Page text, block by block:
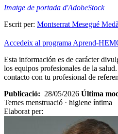
Imatge de portada d'AdobeStock
Escrit per: Montserrat Mesegué Medà
Accedeix al programa Aprend-
Esta información es de carácter
los equipos profesionales de la
contacto con tu profesional de
Publicació: 28/05/2026 Última
Temes menstruació · higiene íntima
Elaborat per: